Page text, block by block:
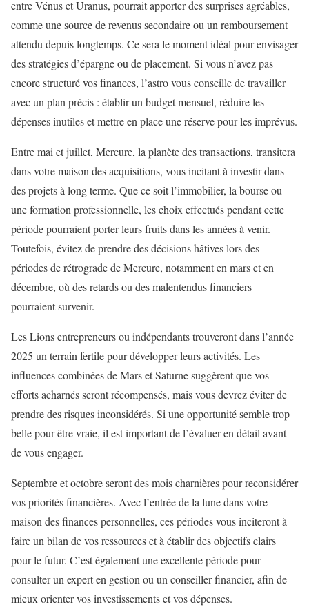
entre Vénus et Uranus, pourrait apporter des surprises agréables,
comme une source de revenus secondaire ou un remboursement
attendu depuis longtemps. Ce sera le moment idéal pour envisager
des stratégies d’épargne ou de placement. Si vous n’avez pas
encore structuré vos finances, l’astro vous conseille de travailler
avec un plan précis : établir un budget mensuel, réduire les
dépenses inutiles et mettre en place une réserve pour les imprévus.
Entre mai et juillet, Mercure, la planète des transactions, transitera
dans votre maison des acquisitions, vous incitant à investir dans
des projets à long terme. Que ce soit l’immobilier, la bourse ou
une formation professionnelle, les choix effectués pendant cette
période pourraient porter leurs fruits dans les années à venir.
Toutefois, évitez de prendre des décisions hâtives lors des
périodes de rétrograde de Mercure, notamment en mars et en
décembre, où des retards ou des malentendus financiers
pourraient survenir.
Les Lions entrepreneurs ou indépendants trouveront dans l’année
2025 un terrain fertile pour développer leurs activités. Les
influences combinées de Mars et Saturne suggèrent que vos
efforts acharnés seront récompensés, mais vous devrez éviter de
prendre des risques inconsidérés. Si une opportunité semble trop
belle pour être vraie, il est important de l’évaluer en détail avant
de vous engager.
Septembre et octobre seront des mois charnières pour reconsidérer
vos priorités financières. Avec l’entrée de la lune dans votre
maison des finances personnelles, ces périodes vous inciteront à
faire un bilan de vos ressources et à établir des objectifs clairs
pour le futur. C’est également une excellente période pour
consulter un expert en gestion ou un conseiller financier, afin de
mieux orienter vos investissements et vos dépenses.